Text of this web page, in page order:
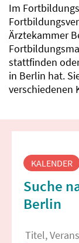
Im
Ärztekammer
stattfinden
in Berlin hat.
verschiedenen
KALENDER
Suche
Berlin